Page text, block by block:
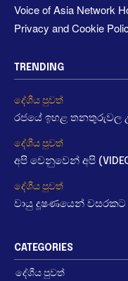
Voice of Asia Network
Privacy and Cookie
TRENDING
දේශීය පුවත්
රජයේ ඉහළ තනතුරුවල
දේශීය පුවත්
අපි වෙනුවෙන් අපි
දේශීය පුවත්
වායු දූෂණයෙන් වසරකට
CATEGORIES
දේශීය පුවත්